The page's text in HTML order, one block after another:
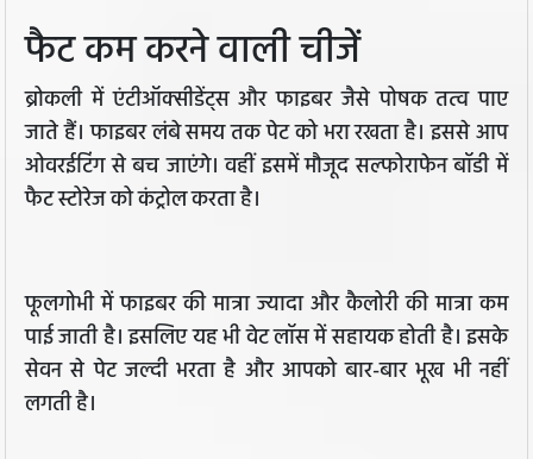
फैट कम करने वाली चीजें
ब्रोकली में एंटीऑक्सीडेंट्स और फाइबर जैसे पोषक तत्व पाए
जाते हैं। फाइबर लंबे समय तक पेट को भरा रखता है। इससे आप
ओवरईटिंग से बच जाएंगे। वहीं इसमें मौजूद सल्फोराफेन बॉडी में
फैट स्टोरेज को कंट्रोल करता है।
फूलगोभी में फाइबर की मात्रा ज्यादा और कैलोरी की मात्रा कम
पाई जाती है। इसलिए यह भी वेट लॉस में सहायक होती है। इसके
सेवन से पेट जल्दी भरता है और आपको बार-बार भूख भी नहीं
लगती है।